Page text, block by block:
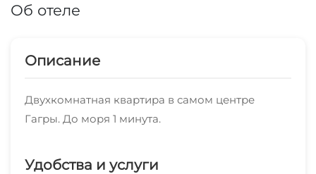
Об отеле
Описание
Двухкомнатная квартира в самом центре
Гагры. До моря 1 минута.
Удобства и услуги